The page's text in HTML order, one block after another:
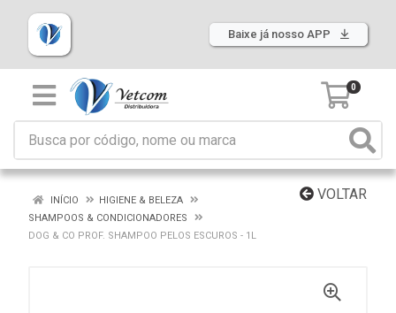
Baixe já nosso APP
0
VOLTAR
INÍCIO
HIGIENE & BELEZA
SHAMPOOS & CONDICIONADORES
DOG & CO PROF. SHAMPOO PELOS ESCUROS - 1L